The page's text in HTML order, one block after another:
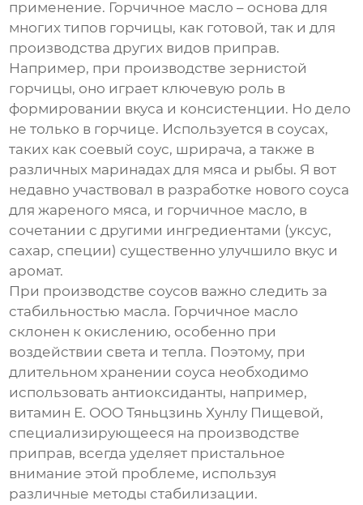
применение. Горчичное масло – основа для
многих типов горчицы, как готовой, так и для
производства других видов приправ.
Например, при производстве зернистой
горчицы, оно играет ключевую роль в
формировании вкуса и консистенции. Но дело
не только в горчице. Используется в соусах,
таких как соевый соус, шрирача, а также в
различных маринадах для мяса и рыбы. Я вот
недавно участвовал в разработке нового соуса
для жареного мяса, и горчичное масло, в
сочетании с другими ингредиентами (уксус,
сахар, специи) существенно улучшило вкус и
аромат.
При производстве соусов важно следить за
стабильностью масла. Горчичное масло
склонен к окислению, особенно при
воздействии света и тепла. Поэтому, при
длительном хранении соуса необходимо
использовать антиоксиданты, например,
витамин Е. ООО Тяньцзинь Хунлу Пищевой,
специализирующееся на производстве
приправ, всегда уделяет пристальное
внимание этой проблеме, используя
различные методы стабилизации.